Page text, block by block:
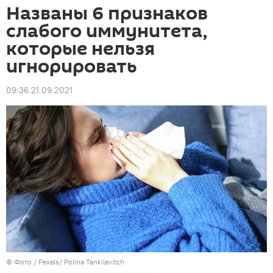
Названы 6 признаков
слабого иммунитета,
которые нельзя
игнорировать
09:36 21.09.2021
© Фото / Pexels/ Polina Tankilevitch